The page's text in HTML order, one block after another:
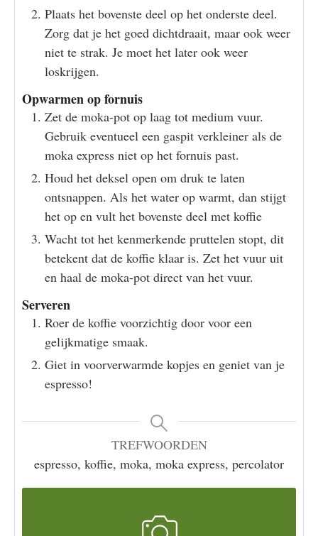
Plaats het bovenste deel op het onderste deel.
Zorg dat je het goed dichtdraait, maar ook weer
niet te strak. Je moet het later ook weer
loskrijgen.
Opwarmen op fornuis
Zet de moka-pot op laag tot medium vuur.
Gebruik eventueel een gaspit verkleiner als de
moka express niet op het fornuis past.
Houd het deksel open om druk te laten
ontsnappen. Als het water op warmt, dan stijgt
het op en vult het bovenste deel met koffie
Wacht tot het kenmerkende pruttelen stopt, dit
betekent dat de koffie klaar is. Zet het vuur uit
en haal de moka-pot direct van het vuur.
Serveren
Roer de koffie voorzichtig door voor een
gelijkmatige smaak.
Giet in voorverwarmde kopjes en geniet van je
espresso!
TREFWOORDEN
espresso, koffie, moka, moka express, percolator